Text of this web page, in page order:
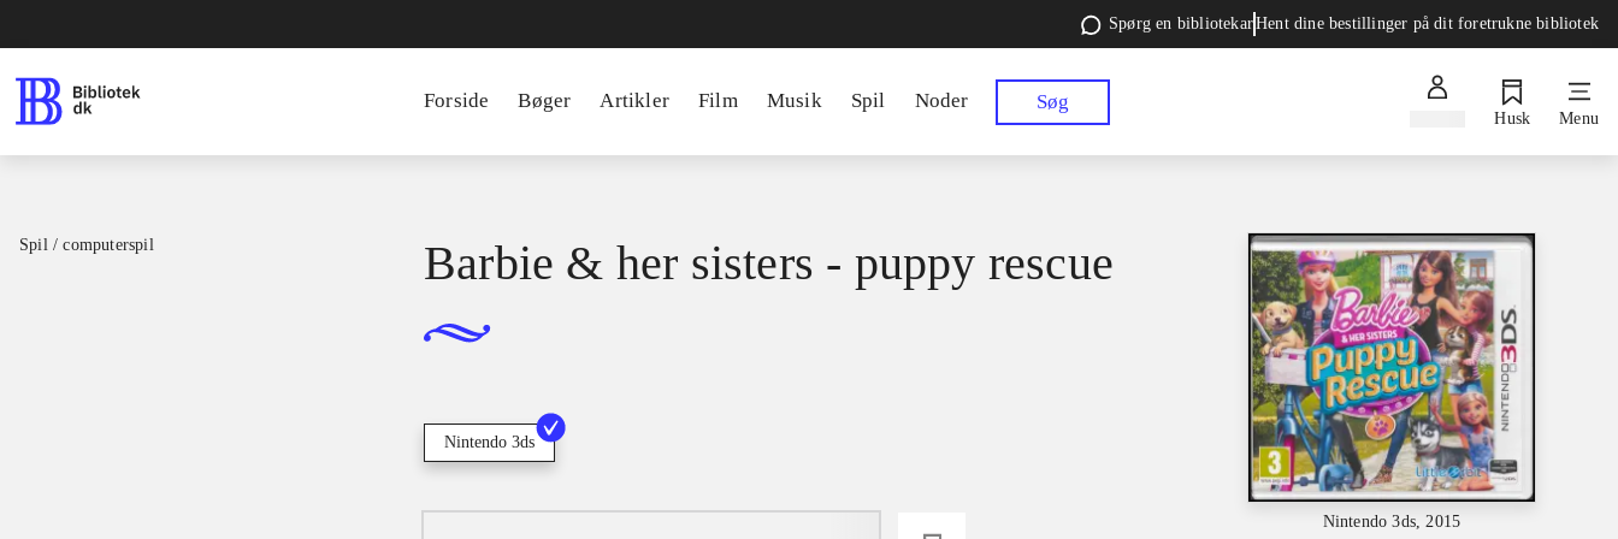
Spørg en bibliotekarHent dine bestillinger på dit foretrukne bibliotek
Forside Bøger Artikler Film Musik Spil Noder Søg
Husk Menu
Spil / computerspil
Nintendo 3ds, 2015
Barbie & her sisters - puppy rescue
Nintendo 3ds